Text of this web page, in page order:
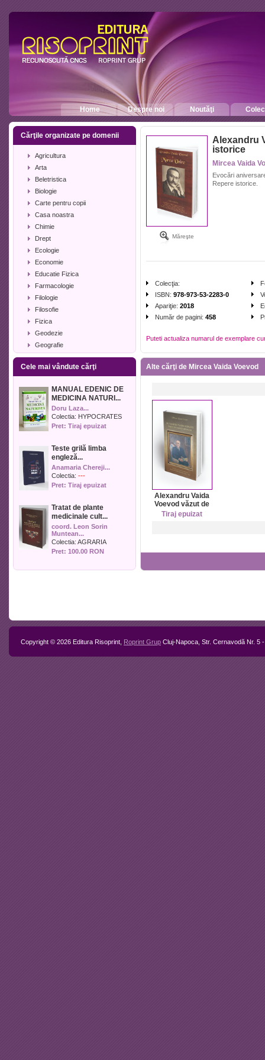
Home Despre noi Noutăţi
Cărţile organizate pe domenii
Agricultura
Arta
Beletristica
Biologie
Carte pentru copii
Casa noastra
Chimie
Drept
Ecologie
Economie
Educatie Fizica
Farmacologie
Filologie
Filosofie
Fizica
Geodezie
Geografie
Geologie
Industrie alimentara
Istorie
Istorie literara
Lexicologie
Management
Matematica
Media
Medicina umana
Medicina veterinara
Muzica
Pedagogie
Politica
Psihologie
Sport
Cele mai vândute cărţi
MANUAL EDENIC DE
MEDICINA NATURI...
Doru Laza...
Colectia: HYPOCRATES
Pret: Tiraj epuizat
Teste grilă limba
engleză...
Anamaria Chereji...
Colectia: ---
Pret: Tiraj epuizat
Tratat de plante
medicinale cult...
coord. Leon Sorin
Muntean...
Colectia: AGRARIA
Pret: 100.00 RON
Măreşte
Alexandru
istorice
Mircea Vaida
Evocări
Repere istorice.
Colecţia:
ISBN: 978-973-53-2283-0
Apariţie: 2018
Număr de pagini: 458
Puteti actualiza numarul de exemplare
Alte cărţi de Mircea Vaida Voevod
Alexandru Vaida
Voevod văzut de
contemporani
făuritorii Marii
Tiraj epuizat
Copyright © 2026 Editura Risoprint, Roprint Grup Cluj-Napoca, Str. Cernavodă Nr. 5